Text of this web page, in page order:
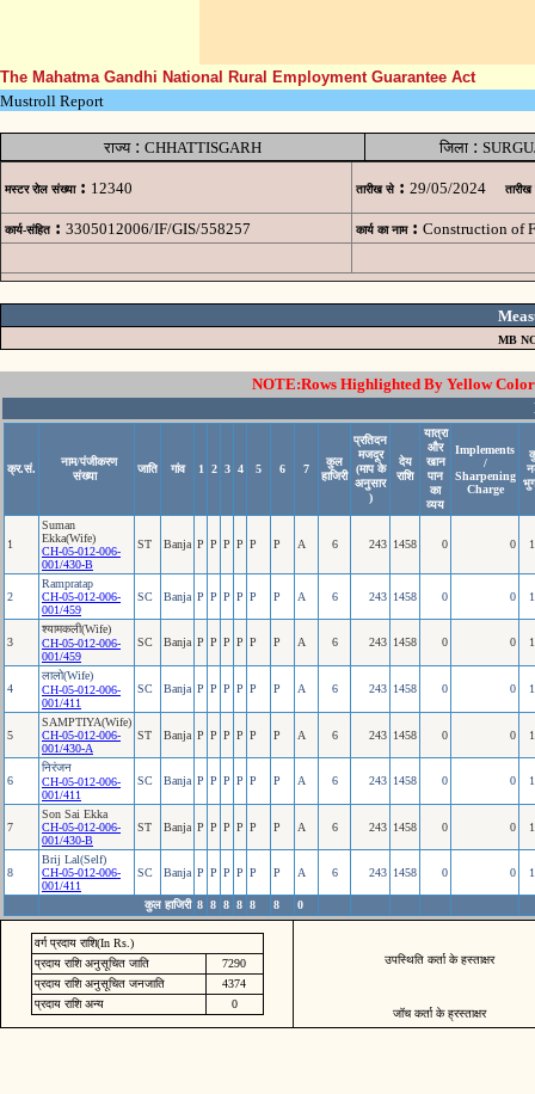
The Mahatma Gandhi National Rural Employment Guarantee Act
Mustroll Report
राज्य: CHHATTISGARH जिला :
मस्टर रोल संख्या : 12340 तारीख से : 29/05/2024 तारीख
कार्य-संहित : 3305012006/IF/GIS/558257 कार्य का नाम : Construction of
MB
NOTE:Rows Highlighted By Yellow
क्र.सं.
नाम/पंजीकरण
संख्या
जाति गांव 1 2 3 4 5 6 7
कुल
हाजिरी
प्रतिदन
मजदूर
(माप के
अनुसार
)
देय
राशि
यात्रा
और
खान
पान
का
व्यय
Implements
/
Sharpening
Charge
1
Suman
Ekka(Wife)
CH-05-012-006-
001/430-B
ST Banja P P P P P P A 6 243 1458 0 0
2
Rampratap
CH-05-012-006-
001/459
SC Banja P P P P P P A 6 243 1458 0 0
3
श्‍यामकली(Wife)
CH-05-012-006-
001/459
SC Banja P P P P P P A 6 243 1458 0 0
4
लालो(Wife)
CH-05-012-006-
001/411
SC Banja P P P P P P A 6 243 1458 0 0
5
SAMPTIYA(Wife)
CH-05-012-006-
001/430-A
ST Banja P P P P P P A 6 243 1458 0 0
6
निरंजन
CH-05-012-006-
001/411
SC Banja P P P P P P A 6 243 1458 0 0
7
Son Sai Ekka
CH-05-012-006-
001/430-B
ST Banja P P P P P P A 6 243 1458 0 0
8
Brij Lal(Self)
CH-05-012-006-
001/411
SC Banja P P P P P P A 6 243 1458 0 0
कुल हाजिरी 8 8 8 8 8 8 0
वर्ग प्रदाय राशि(In Rs.)
प्रदाय राशि अनुसूचित जाति
7290
प्रदाय राशि अनुसूचित जनजाति
4374
प्रदाय राशि अन्य
0
उपस्थिति कर्ता के हस्ताक्षर
जॉच कर्ता के ह्रस्ताक्षर